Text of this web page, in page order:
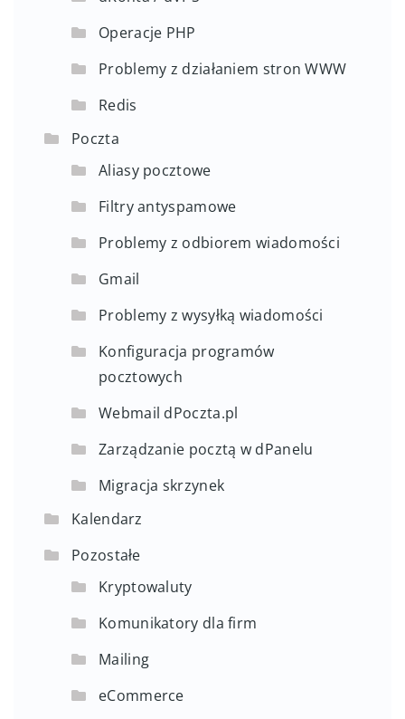
Operacje PHP
Problemy z działaniem stron WWW
Redis
Poczta
Aliasy pocztowe
Filtry antyspamowe
Problemy z odbiorem wiadomości
Gmail
Problemy z wysyłką wiadomości
Konfiguracja programów
pocztowych
Webmail dPoczta.pl
Zarządzanie pocztą w dPanelu
Migracja skrzynek
Kalendarz
Pozostałe
Kryptowaluty
Komunikatory dla firm
Mailing
eCommerce